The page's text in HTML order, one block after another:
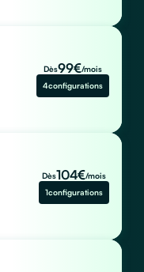
Dès99€/mois
4configurations
Dès104€/mois
1configurations